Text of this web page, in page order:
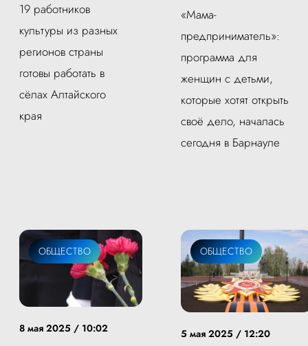
19 работников
культуры из разных
регионов страны
готовы работать в
сёлах Алтайского
края
«Мама-
предприниматель»:
программа для
женщин с детьми,
которые хотят открыть
своё дело, началась
сегодня в Барнауле
ОБЩЕСТВО
8 мая 2025 / 10:02
ОБЩЕСТВО
5 мая 2025 / 12:20